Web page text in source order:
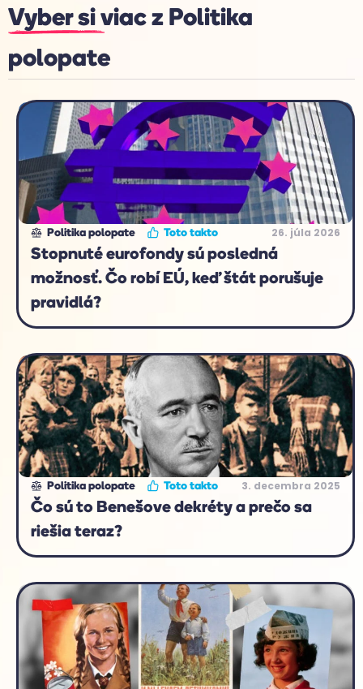
Vyber si viac zPolitika
polopate
Politika polopate Toto takto 26. júla 2026
Stopnuté eurofondy sú posledná
možnosť. Čo robí EÚ, keď štát porušuje
pravidlá?
Politika polopate Toto takto 3. decembra 2025
Čo sú to Benešove dekréty a prečo sa
riešia teraz?